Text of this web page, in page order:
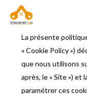
La présente
« Cookie Policy »)
que nous utilisons
après, le « Site ») et
paramétrer ces